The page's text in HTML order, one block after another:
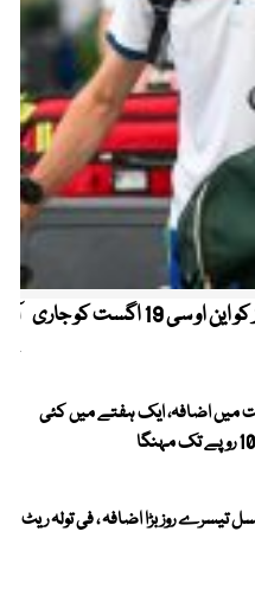
کیریبین پریمیئر لیگ ، قومی کرکٹرز کو این او سی 19 اگست کو جاری
میں اضافہ، ایک ہفتے میں کئی
روز بڑا اضافہ ، فی تولہ ریٹ